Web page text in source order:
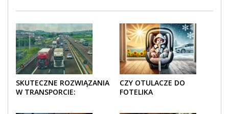
SKUTECZNE ROZWIĄZANIA
W TRANSPORCIE:
CZY OTULACZE DO
FOTELIKA